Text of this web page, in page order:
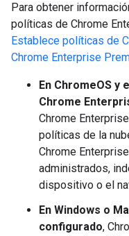
Para obtener
políticas de Chrome
Establece políticas de
Chrome Enterprise
En ChromeOS y
Chrome
Chrome
políticas de la
Chrome
administrados,
dispositivo o el
En Windows o
configurado,